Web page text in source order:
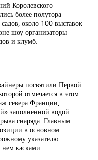
Королевского
более полутора
около 100 выставок
шоу организаторы
и клумб.
посвятили Первой
отмечается в этом
севера Франции,
заполненной водой
снаряда. Главным
в основном
указателю
касками.